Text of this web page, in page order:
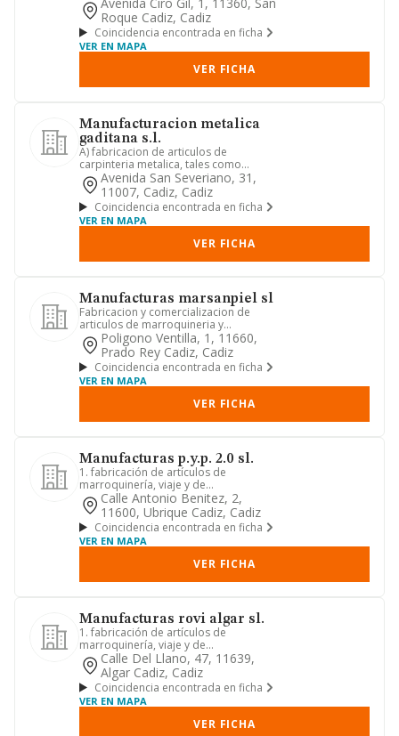
Roque Cadiz, Cadiz
Coincidencia encontrada en ficha
VER EN MAPA
VER FICHA
Manufacturacion metalica
gaditana s.l.
A) fabricacion de articulos de
carpinteria metalica, tales como
puertas. ventanas, marcos, marcos p...
Avenida San Severiano, 31,
11007, Cadiz, Cadiz
Coincidencia encontrada en ficha
VER EN MAPA
VER FICHA
Manufacturas marsanpiel sl
Fabricacion y comercializacion de
articulos de marroquineria y
complementos de piel.
Poligono Ventilla, 1, 11660,
Prado Rey Cadiz, Cadiz
Coincidencia encontrada en ficha
VER EN MAPA
VER FICHA
Manufacturas p.y.p. 2.0 sl.
1. fabricación de artículos de
marroquinería, viaje y de
guarnicionería y talabartería -actividad
p...
Calle Antonio Benitez, 2,
11600, Ubrique Cadiz, Cadiz
Coincidencia encontrada en ficha
VER EN MAPA
VER FICHA
Manufacturas rovi algar sl.
1. fabricación de artículos de
marroquinería, viaje y de
guarnicionería y talabartería.2. el
comerc...
Calle Del Llano, 47, 11639,
Algar Cadiz, Cadiz
Coincidencia encontrada en ficha
VER EN MAPA
VER FICHA